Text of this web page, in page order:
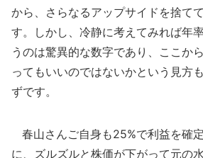
から、さらなるアップサイドを捨て
す。しかし、冷静に考えてみれば年
うのは驚異的な数字であり、ここか
ってもいいのではないかという見方
ずです。
春山さんご自身も25%で利益を確
に、ズルズルと株価が下がって元の